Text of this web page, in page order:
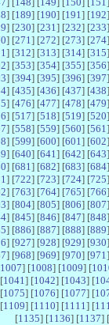
] [189] [190] [191 ] [192
] [230] [231 ] [232] [233
] [271 ] [272] [273] [274
] [312] [313] [314] [315
] [353] [354] [355] [356
] [394] [395] [396] [397
] [435] [436] [437] [438
] [476] [477] [478] [479
] [517] [518] [519] [520
] [558] [559] [560] [561
] [599] [600] [601 ] [602
] [640] [641 ] [642] [643
] [681 ] [682] [683] [684
] [722] [723] [724] [725
] [763] [764] [765] [766
] [804] [805] [806] [807
] [845] [846] [847] [848
] [886] [887] [888] [889
] [927] [928] [929] [930
] [968] [969] [970] [971
1007] [1008] [1009] [
1041 ] [1042] [1043] [
1075] [1076] [1077] [
1109] [1110] [1111 ] [
[1135] [1136] [1137] [